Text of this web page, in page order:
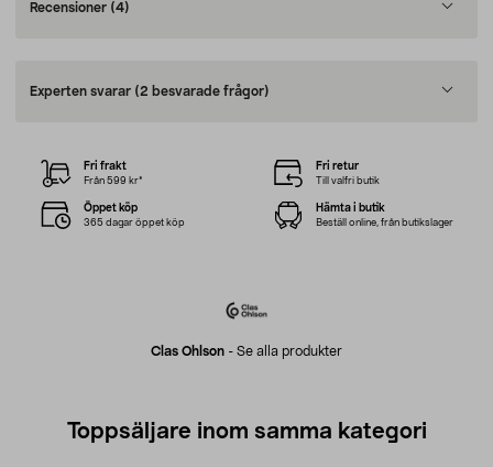
Recensioner (4)
Experten svarar (2 besvarade frågor)
Clas Ohlson - Se alla produkter
Fri frakt
Från 599 kr*
Fri retur
Till valfri butik
Öppet köp
365 dagar öppet köp
Hämta i butik
Beställ online, från butikslager
Toppsäljare inom samma kategori